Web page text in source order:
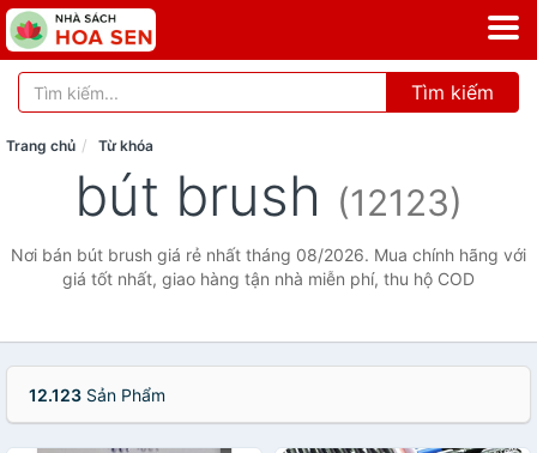
Tìm kiếm
Trang chủ Từ khóa
bút brush (12123)
Nơi bán bút brush giá rẻ nhất tháng 08/2026. Mua chính hãng với
giá tốt nhất, giao hàng tận nhà miễn phí, thu hộ COD
12.123 Sản Phẩm